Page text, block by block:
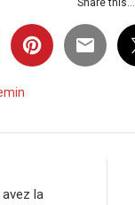
Share this...
la